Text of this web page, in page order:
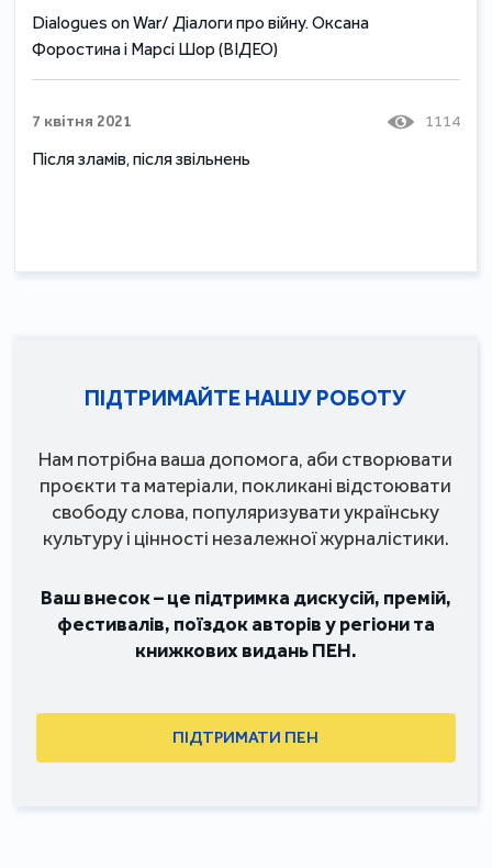
Dialogues on War/ Діалоги про війну. Оксана
Форостина і Марсі Шор (ВІДЕО)
7 квітня 2021 1114
Після зламів, після звільнень
ПІДТРИМАЙТЕ НАШУ РОБОТУ
Нам потрібна ваша допомога, аби створювати
проєкти та матеріали, покликані відстоювати
свободу слова, популяризувати українську
культуру і цінності незалежної журналістики.
Ваш внесок – це підтримка дискусій, премій,
фестивалів, поїздок авторів у регіони та
книжкових видань ПЕН.
ПІДТРИМАТИ ПЕН